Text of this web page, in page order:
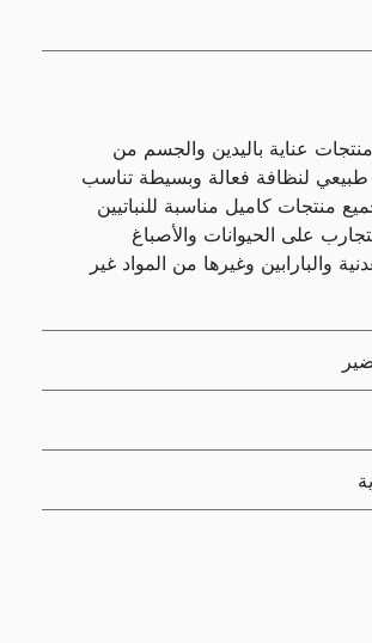
عناية باليدين والجسم من
طبيعي لنظافة فعالة وبسيطة تناسب
منتجات كاميل مناسبة للنباتيين
على الحيوانات والأصباغ
والبارابين وغيرها من المواد غير